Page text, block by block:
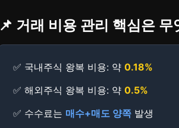
📌 거래 비용 관리 핵심은 무
✅ 국내주식 왕복 비용: 약 0.18%
✅ 해외주식 왕복 비용: 약 0.5%
✅ 수수료는 매수+매도 양쪽 발생